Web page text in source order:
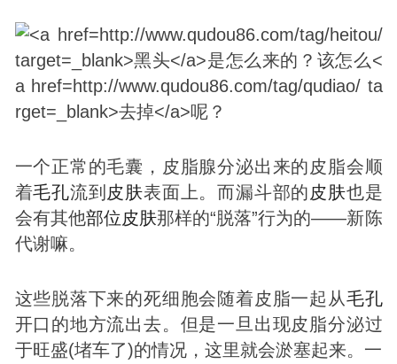
一个正常的毛囊，皮脂腺分泌出来的皮脂会顺
着毛孔流到 皮肤表面上。而漏斗部的 皮肤也是
会有其他部位皮肤那样的“脱落”行为的——新陈
代谢嘛。
这些脱落下来的死细胞会随着皮脂一起从毛孔
开口的地方流出去。但是一旦出现皮脂分泌过
于旺盛(堵车了)的情况，这里就会淤塞起来。一